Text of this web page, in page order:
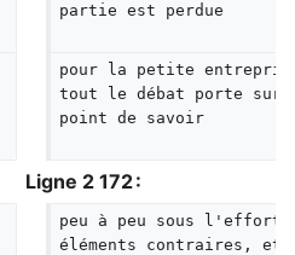
partie est perdue
pour la petite
tout le débat porte
point de savoir
Ligne 2 172 :
peu à peu sous l'effort
éléments contraires, et